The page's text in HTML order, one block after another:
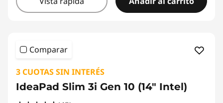
Comparar
3 CUOTAS SIN INTERÉS
IdeaPad Slim 3i Gen 10 (14" Intel)